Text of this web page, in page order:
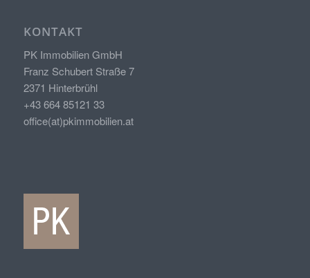
KONTAKT
PK Immobilien GmbH
Franz Schubert Straße 7
2371 Hinterbrühl
+43 664 85121 33
office(at)pkimmobilien.at